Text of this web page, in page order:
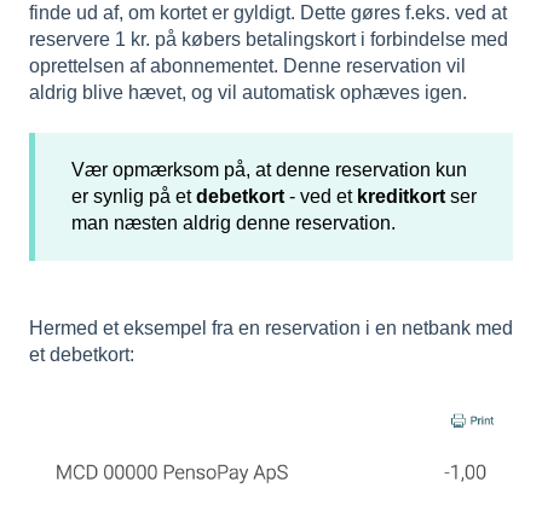
finde ud af, om kortet er gyldigt. Dette gøres f.eks. ved at
reservere 1 kr. på købers betalingskort i forbindelse med
oprettelsen af abonnementet. Denne reservation vil
aldrig blive hævet, og vil automatisk ophæves igen.
Vær opmærksom på, at denne reservation kun
er synlig på etdebetkort - ved et kreditkort ser
man næsten aldrig denne reservation.
Hermed et eksempel fra en reservation i en netbank med
et debetkort: